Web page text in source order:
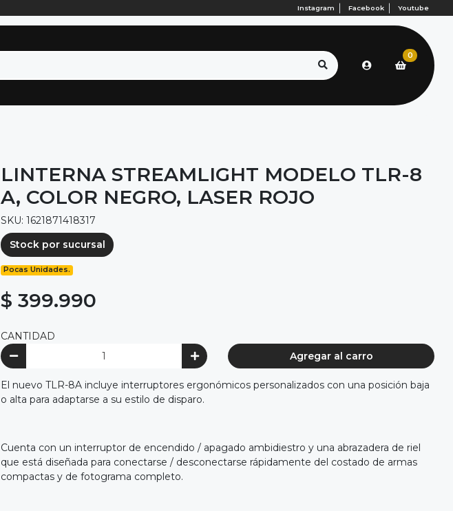
Instagram Facebook Youtube
0
LINTERNA STREAMLIGHT MODELO TLR-8
A, COLOR NEGRO, LASER ROJO
SKU: 1621871418317
Stock por sucursal
Pocas Unidades.
$ 399.990
CANTIDAD
Agregar al carro
El nuevo TLR-8A incluye interruptores ergonómicos personalizados con una posición baja
o alta para adaptarse a su estilo de disparo.
Cuenta con un interruptor de encendido / apagado ambidiestro y una abrazadera de riel
que está diseñada para conectarse / desconectarse rápidamente del costado de armas
compactas y de fotograma completo.